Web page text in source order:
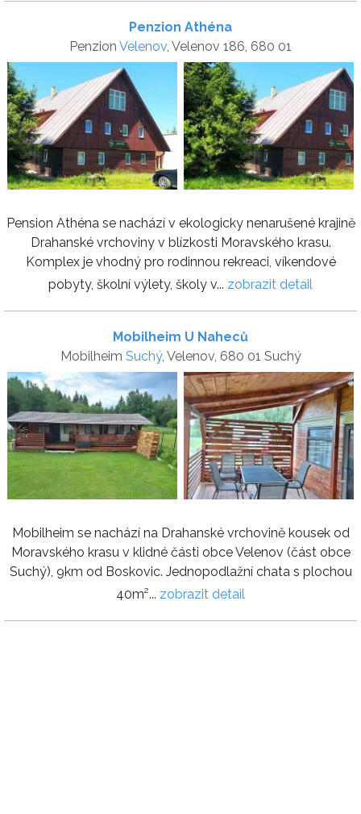
Penzion Athéna
Penzion Velenov, Velenov 186, 680 01
Pension Athéna se nachází v ekologicky nenarušené krajině
Drahanské vrchoviny v blízkosti Moravského krasu.
Komplex je vhodný pro rodinnou rekreaci, víkendové
pobyty, školní výlety, školy v... zobrazit detail
Mobilheim U Naheců
Mobilheim Suchý, Velenov, 680 01 Suchý
Mobilheim se nachází na Drahanské vrchovině kousek od
Moravského krasu v klidné části obce Velenov (část obce
Suchý), 9km od Boskovic. Jednopodlažní chata s plochou
40m²... zobrazit detail